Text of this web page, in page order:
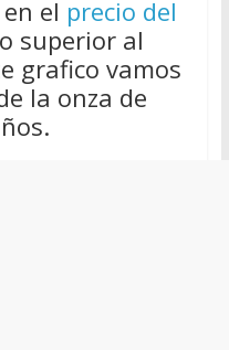
el precio del
superior al
grafico vamos
la onza de